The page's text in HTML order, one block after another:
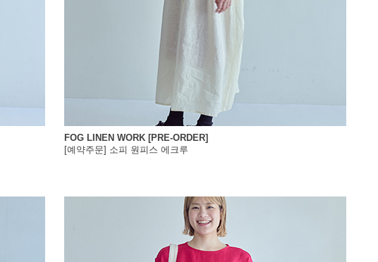
FOG LINEN WORK [PRE-ORDER]
[예약주문] 소피 원피스 에크루